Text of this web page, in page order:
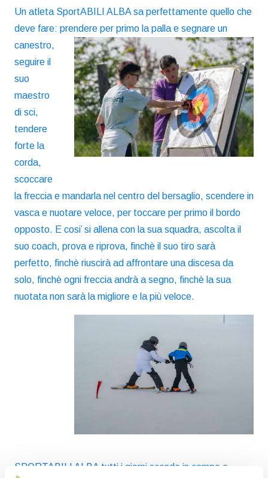
Un atleta SportABILI ALBA sa perfettamente quello che
deve fare: prendere per primo la palla e segnare un
canestro,
seguire il
suo
maestro
di sci,
tendere
forte la
corda,
scoccare
la freccia e mandarla nel centro del bersaglio, scendere in
vasca e nuotare veloce, per toccare per primo il bordo
opposto. E cosi’ si allena con la sua squadra, ascolta il
suo coach, prova e riprova, finchè il suo tiro sarà
perfetto, finchè riuscirà ad affrontare una discesa da
solo, finchè ogni freccia andrà a segno, finchè la sua
nuotata non sarà la migliore e la più veloce.
SPORTABILI ALBA tutti i giorni scende in campo a